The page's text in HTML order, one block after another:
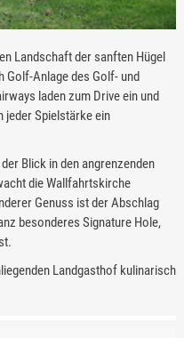
Landschaft der sanften Hügel
Golf-Anlage des Golf- und
laden zum Drive ein und
jeder Spielstärke ein
Blick in den angrenzenden
die Wallfahrtskirche
Genuss ist der Abschlag
besonderes Signature Hole,
Landgasthof kulinarisch